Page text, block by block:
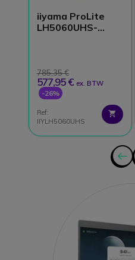
iiyama ProLite
LH5060UHS-
785,35 €
577,95 € ex. BTW
-26%
Ref:
IIYLH5060UHS